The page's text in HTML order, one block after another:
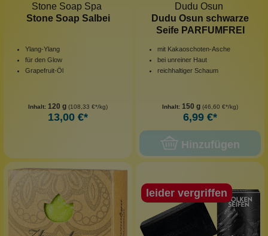
Stone Soap Spa
Stone Soap Salbei
Ylang-Ylang
für den Glow
Grapefruit-Öl
Inhalt: 120 g (108,33 €*/kg)
13,00 €*
Dudu Osun
Dudu Osun schwarze
Seife PARFUMFREI
mit Kakaoschoten-Asche
bei unreiner Haut
reichhaltiger Schaum
Inhalt: 150 g (46,60 €*/kg)
6,99 €*
Hinzufügen
leider vergriffen